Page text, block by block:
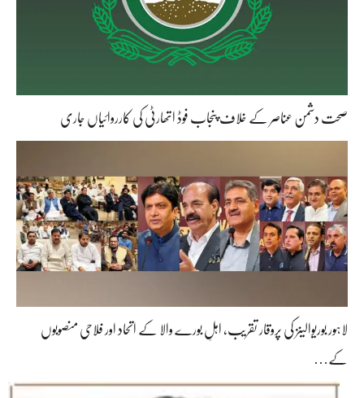
صحت دشمن عناصر کے خلاف پنجاب فوڈ اتھارٹی کی کارروائیاں جاری
لاہور بوریوالینز کی پروقار تقریب، اہلِ بورے والا کے اتحاد اور فلاحی منصوبوں
کے…